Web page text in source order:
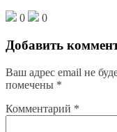
0 0
Добавить
Ваш адрес email не
помечены *
Комментарий *